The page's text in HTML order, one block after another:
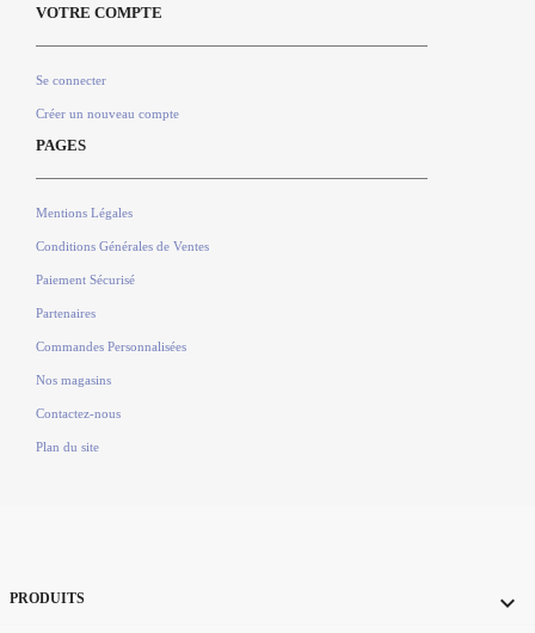
VOTRE COMPTE
Se connecter
Créer un nouveau compte
PAGES
Mentions Légales
Conditions Générales de Ventes
Paiement Sécurisé
Partenaires
Commandes Personnalisées
Nos magasins
Contactez-nous
Plan du site
PRODUITS 